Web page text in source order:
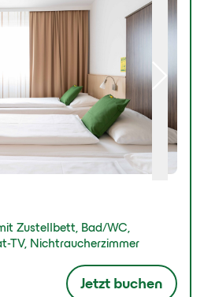
Zustellbett, Bad/WC,
TV, Nichtraucherzimmer
Jetzt buchen